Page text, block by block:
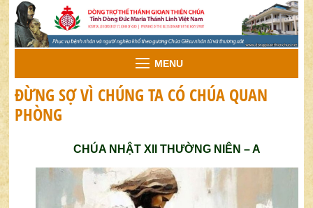
MENU
ĐỪNG SỢ VÌ CHÚNG TA CÓ CHÚA QUAN
PHÒNG
CHÚA NHẬT XII THƯỜNG NIÊN – A